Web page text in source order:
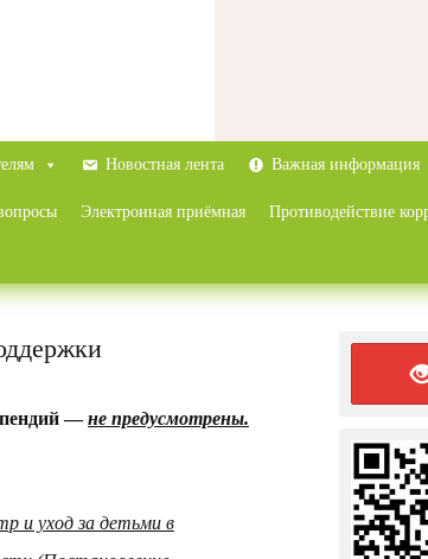
Новостная лента Важная информация
Электронная приёмная Противодействие
—не предусмотрены.
и уход за детьми в